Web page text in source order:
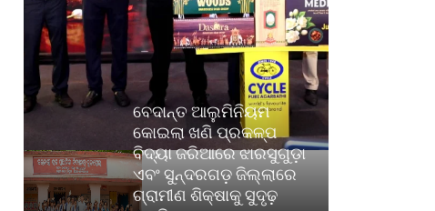
ବେଦାନ୍ତ ଆଲୁମିନିୟମ
କୋଇଲା ଖଣି ପ୍ରକଳ୍ପ
ବିଦ୍ୟା ଜରିଆରେ ଝାରସୁଗୁଡ଼ା
ଏବଂ ସୁନ୍ଦରଗଡ଼ ଜିଲ୍ଲାରେ
ଗ୍ରାମୀଣ ଶିକ୍ଷାକୁ ସୁଦୃଢ଼